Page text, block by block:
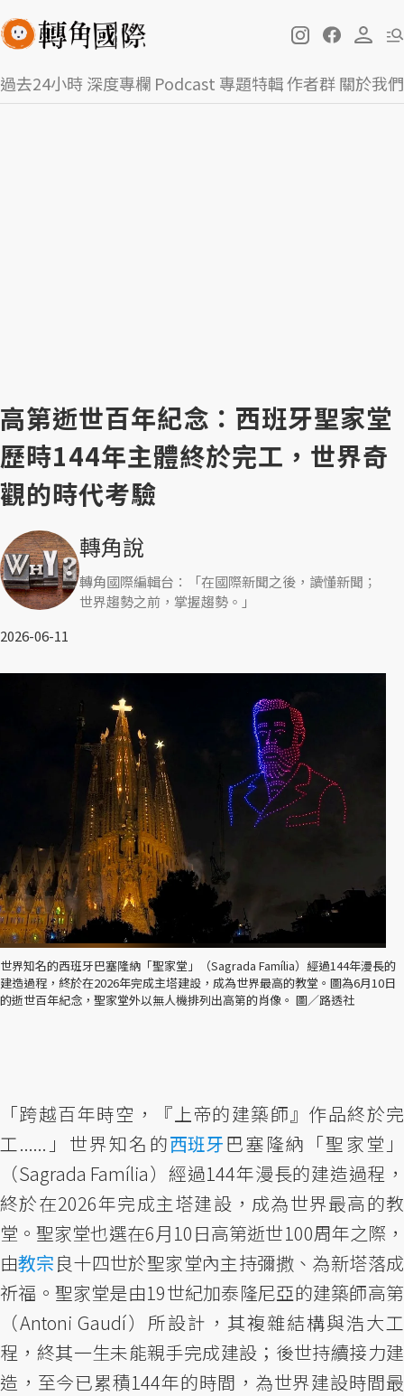
過去24小時深度專欄 Podcast 專題特輯作者群關於我們
高第逝世百年紀念：西班牙聖家堂
歷時144年主體終於完工，世界奇
觀的時代考驗
轉角說
轉角國際編輯台：「在國際新聞之後，讀懂新聞；
世界趨勢之前，掌握趨勢。」
2026-06-11
世界知名的西班牙巴塞隆納「聖家堂」（Sagrada Família）經過144年漫長的
建造過程，終於在2026年完成主塔建設，成為世界最高的教堂。圖為6月10日
的逝世百年紀念，聖家堂外以無人機排列出高第的肖像。 圖／路透社
「跨越百年時空，『上帝的建築師』作品終於完
工......」世界知名的西班牙巴塞隆納「聖家堂」
（Sagrada Família）經過144年漫長的建造過程，
終於在2026年完成主塔建設，成為世界最高的教
堂。聖家堂也選在6月10日高第逝世100周年之際，
由教宗良十四世於聖家堂內主持彌撒、為新塔落成
祈福。聖家堂是由19世紀加泰隆尼亞的建築師高第
（Antoni Gaudí）所設計，其複雜結構與浩大工
程，終其一生未能親手完成建設；後世持續接力建
造，至今已累積144年的時間，為世界建設時間最